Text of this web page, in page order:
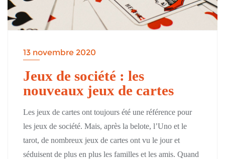
13 novembre 2020
Jeux de société : les
nouveaux jeux de cartes
Les jeux de cartes ont toujours été une référence pour
les jeux de société. Mais, après la belote, l’Uno et le
tarot, de nombreux jeux de cartes ont vu le jour et
séduisent de plus en plus les familles et les amis. Quand